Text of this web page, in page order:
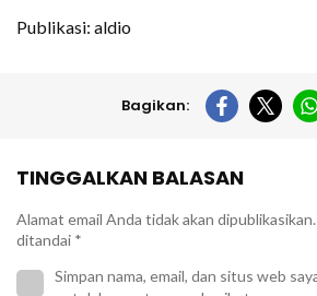
Publikasi: aldio
Bagikan:
TINGGALKAN BALASAN
Alamat email Anda tidak akan dipublikasikan.
ditandai *
Simpan nama, email, dan situs web